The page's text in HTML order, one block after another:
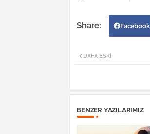
Facebook
DAHA ESKI
BENZER YAZILARIMIZ